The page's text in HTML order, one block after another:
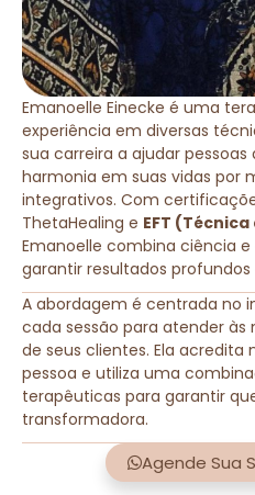
Emanoelle Einecke é uma
experiência em diversas
sua carreira a ajudar
harmonia em suas vidas por
integrativos. Com
ThetaHealing e EFT
Emanoelle combina ciência
garantir resultados profundos
A abordagem é centrada no
cada sessão para atender às
de seus clientes. Ela acredita
pessoa e utiliza uma
terapêuticas para garantir
transformadora.
Agende Sua